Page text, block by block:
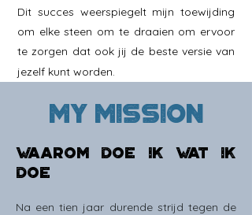
Dit succes weerspiegelt mijn toewijding
om elke steen om te draaien om ervoor
te zorgen dat ook jij de beste versie van
jezelf kunt worden.
My mission
WAAROM DOE IK WAT IK
DOE
Na een tien jaar durende strijd tegen de